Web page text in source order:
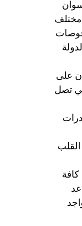
بالمستشفي الجامعي خلال الفترة من (2020/1/1) حتي (2020/10/1) في مختلف
إجراء الفحوصات
جهود الدولة
على
تصل